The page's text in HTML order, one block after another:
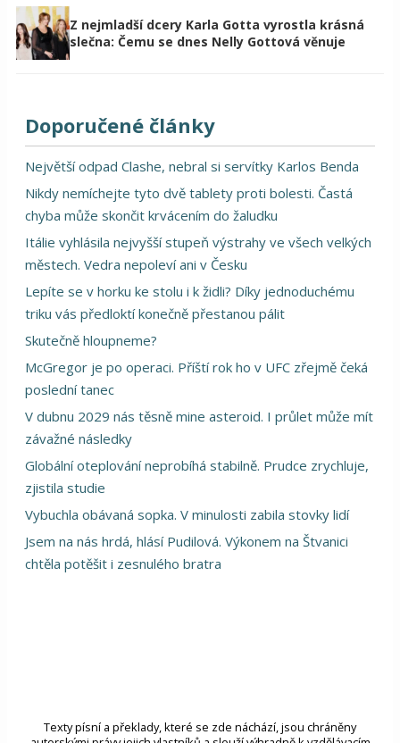
Z nejmladší dcery Karla Gotta vyrostla krásná
slečna: Čemu se dnes Nelly Gottová věnuje
Doporučené články
Největší odpad Clashe, nebral si servítky Karlos Benda
Nikdy nemíchejte tyto dvě tablety proti bolesti. Častá
chyba může skončit krvácením do žaludku
Itálie vyhlásila nejvyšší stupeň výstrahy ve všech velkých
městech. Vedra nepoleví ani v Česku
Lepíte se v horku ke stolu i k židli? Díky jednoduchému
triku vás předloktí konečně přestanou pálit
Skutečně hloupneme?
McGregor je po operaci. Příští rok ho v UFC zřejmě čeká
poslední tanec
V dubnu 2029 nás těsně mine asteroid. I průlet může mít
závažné následky
Globální oteplování neprobíhá stabilně. Prudce zrychluje,
zjistila studie
Vybuchla obávaná sopka. V minulosti zabila stovky lidí
Jsem na nás hrdá, hlásí Pudilová. Výkonem na Štvanici
chtěla potěšit i zesnulého bratra
Texty písní a překlady, které se zde náchází, jsou chráněny